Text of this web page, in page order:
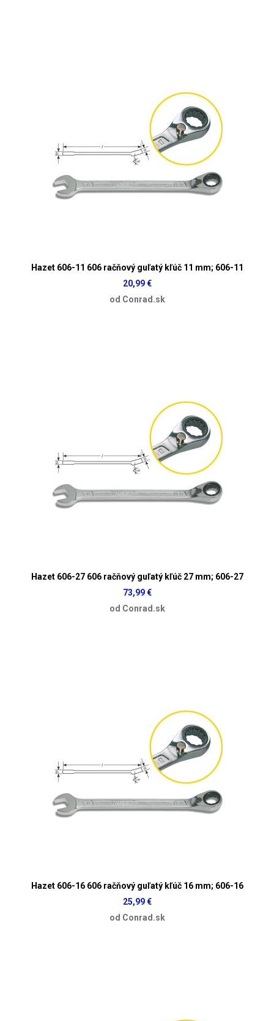
Hazet 606-11 606 račňový guľatý kľúč 11 mm; 606-11
20,99 €
od Conrad.sk
Hazet 606-27 606 račňový guľatý kľúč 27 mm; 606-27
73,99 €
od Conrad.sk
Hazet 606-16 606 račňový guľatý kľúč 16 mm; 606-16
25,99 €
od Conrad.sk